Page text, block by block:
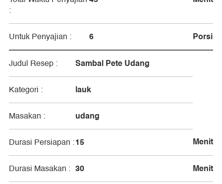
:
Untuk Penyajian : 6 Porsi
Judul Resep : Sambal Pete Udang
Kategori : lauk
Masakan : udang
Durasi Persiapan :15 Menit
Durasi Masakan : 30 Menit